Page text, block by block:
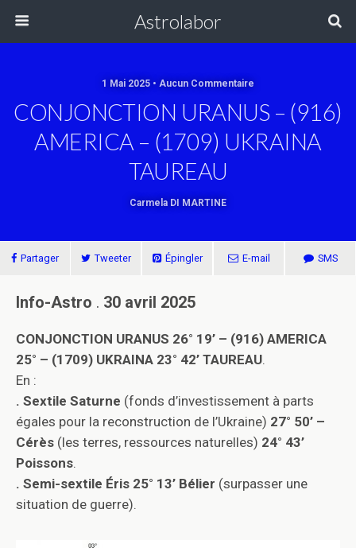
Astrolabor
1 Mai 2025 • Aucun Commentaire
CONJONCTION URANUS – (916)
AMERICA – (1709) UKRAINA
TAUREAU
Carmela DI MARTINE
Partager Tweeter Épingler E-mail SMS
Info-Astro . 30 avril 2025
CONJONCTION URANUS 26° 19’ – (916) AMERICA
25° – (1709) UKRAINA 23° 42’ TAUREAU.
En :
. Sextile Saturne (fonds d’investissement à parts
égales pour la reconstruction de l’Ukraine) 27° 50’ –
Cérès (les terres, ressources naturelles) 24° 43’
Poissons.
. Semi-sextile Éris 25° 13’ Bélier (surpasser une
situation de guerre).